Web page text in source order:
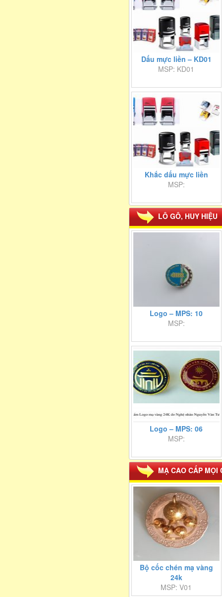
Dấu mực liền – KD01
MSP: KD01
Khắc dấu mực liền
MSP:
LÔ GÔ, HUY HIỆU
Logo – MPS: 10
MSP:
Logo – MPS: 06
MSP:
MẠ CAO CẤP MỌI
Bộ cốc chén mạ vàng
24k
MSP: V01